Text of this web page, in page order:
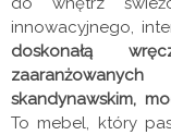
innowacyjnego,
doskonałą
skandynawskim,
To mebel, który